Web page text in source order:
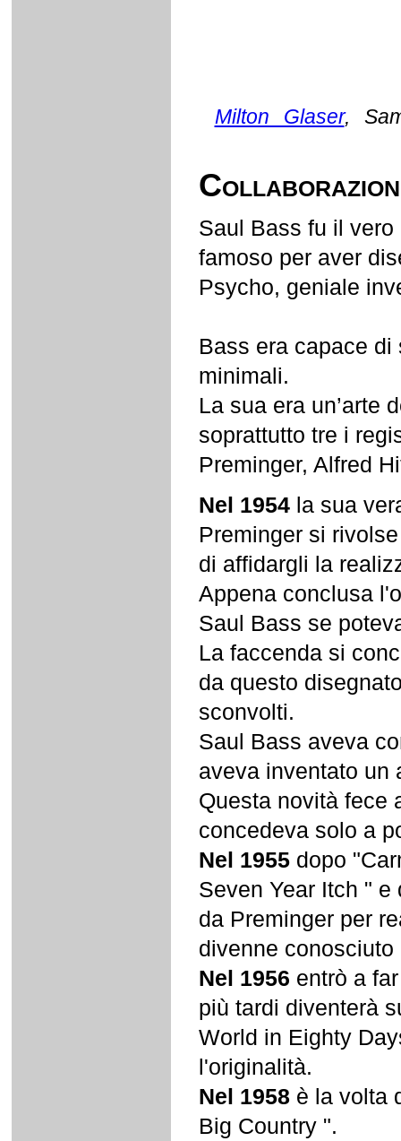
Milton Glaser,
Saul Bass fu il vero
famoso per aver
Psycho, geniale
Bass era capace
minimali.
La sua era un’arte
soprattutto tre i
Preminger, Alfred
Nel 1954 la sua
Preminger si
di affidargli la
Appena conclusa
Saul Bass se
La faccenda si
da questo
sconvolti.
Saul Bass aveva
aveva inventato un
Questa novità fece
concedeva solo a
Nel 1955 dopo
Seven Year Itch "
da Preminger per
divenne
Nel 1956 entrò a
più tardi diventerà
World in Eighty
l'originalità.
Nel 1958 è la volta
Big Country ".